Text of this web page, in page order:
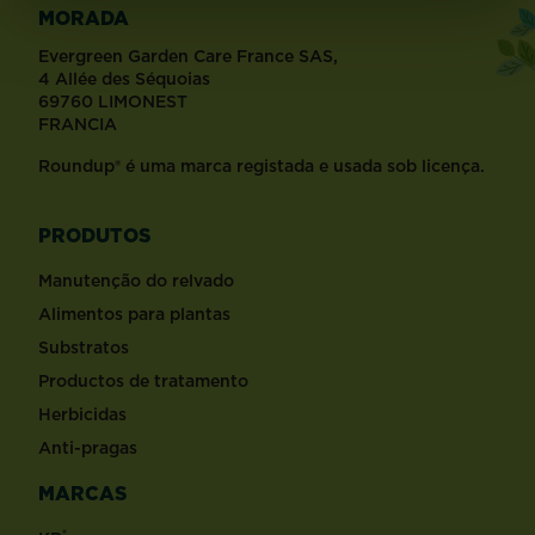
MORADA
Evergreen Garden Care France SAS,
4 Allée des Séquoias
69760 LIMONEST
FRANCIA
Roundup® é uma marca registada e usada sob licença.
PRODUTOS
Manutenção do relvado
Alimentos para plantas
Substratos
Productos de tratamento
Herbicidas
​Anti-pragas
MARCAS